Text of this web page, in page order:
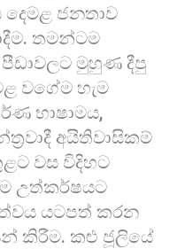
ජනතාව
තමන්ටම
මුහුණ දීපු
වගේම හැම
භාෂාමය,
අයිතිවාසිකම්
වස විදිහට
උත්කර්ෂයට
යටපත් කරන
කිරීම. කළු ජූලියේ